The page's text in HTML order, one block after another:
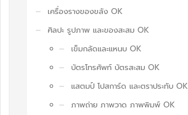
เครื่องรางของขลัง OK
ศิลปะ รูปภาพ และของสะสม OK
เข็มกลัดและแหนบ OK
บัตรโทรศัพท์ บัตรสะสม OK
แสตมป์ โปสการ์ด และตราประทับ OK
ภาพถ่าย ภาพวาด ภาพพิมพ์ OK